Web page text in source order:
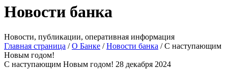
Новости банка
Новости, публикации, оперативная информация
Главная страница /О Банке /Новости банка /C наступающим
Новым годом!
C наступающим Новым годом! 28 декабря 2024